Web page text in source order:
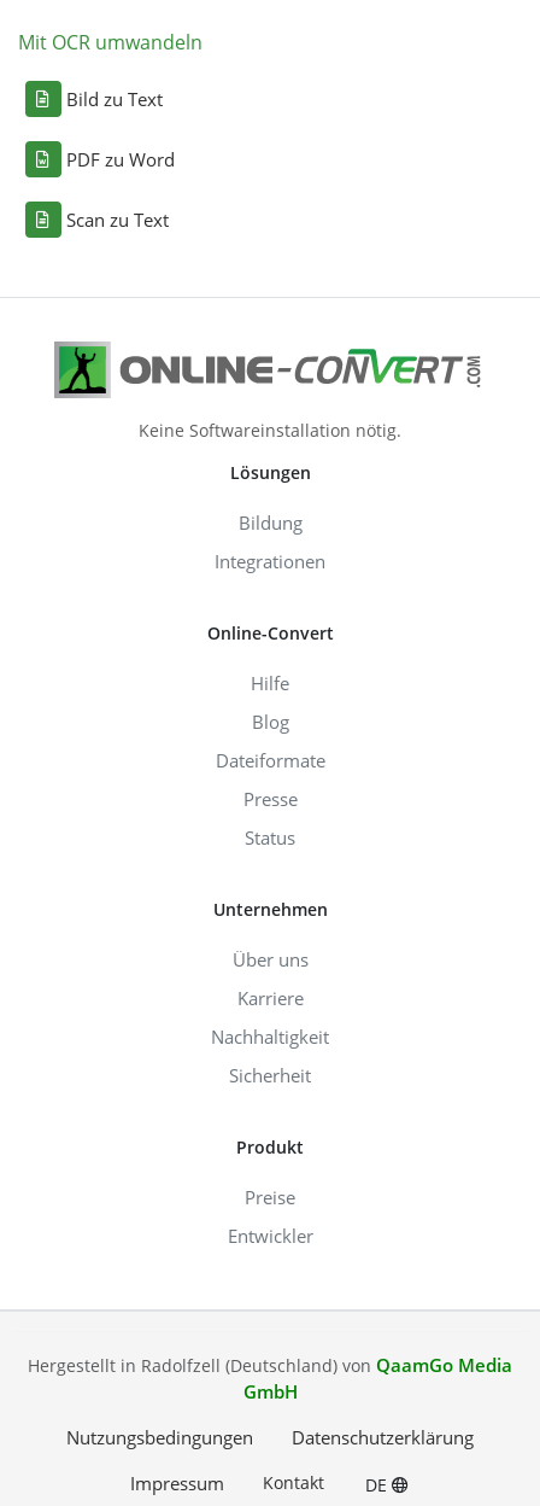
Mit OCR umwandeln
Bild zu Text
PDF zu Word
Scan zu Text
Keine Softwareinstallation nötig.
Lösungen
Bildung
Integrationen
Online-Convert
Hilfe
Blog
Dateiformate
Presse
Status
Unternehmen
Über uns
Karriere
Nachhaltigkeit
Sicherheit
Produkt
Preise
Entwickler
Hergestellt in Radolfzell (Deutschland) von QaamGo Media
GmbH
Nutzungsbedingungen
Datenschutzerklärung
Impressum
Kontakt DE